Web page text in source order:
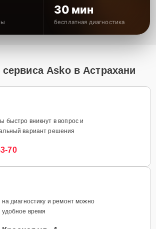
30 мин
бесплатная диагностика
Asko в Астрахани
быстро вникнут в вопрос и
вариант решения
70
на диагностику и ремонт можно
удобное время